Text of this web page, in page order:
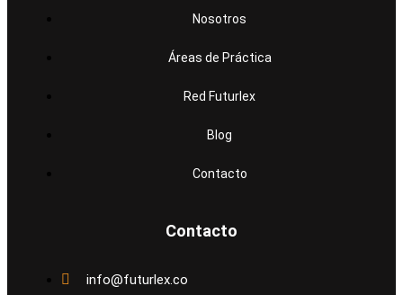
Nosotros
Áreas de Práctica
Red Futurlex
Blog
Contacto
Contacto
info@futurlex.co